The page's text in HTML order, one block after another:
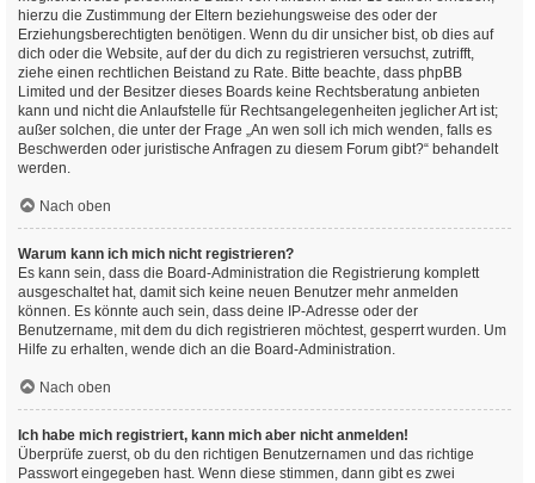
hierzu die Zustimmung der Eltern beziehungsweise des oder der
Erziehungsberechtigten benötigen. Wenn du dir unsicher bist, ob dies auf
dich oder die Website, auf der du dich zu registrieren versuchst, zutrifft,
ziehe einen rechtlichen Beistand zu Rate. Bitte beachte, dass phpBB
Limited und der Besitzer dieses Boards keine Rechtsberatung anbieten
kann und nicht die Anlaufstelle für Rechtsangelegenheiten jeglicher Art ist;
außer solchen, die unter der Frage „An wen soll ich mich wenden, falls es
Beschwerden oder juristische Anfragen zu diesem Forum gibt?“ behandelt
werden.
Nach oben
Warum kann ich mich nicht registrieren?
Es kann sein, dass die Board-Administration die Registrierung komplett
ausgeschaltet hat, damit sich keine neuen Benutzer mehr anmelden
können. Es könnte auch sein, dass deine IP-Adresse oder der
Benutzername, mit dem du dich registrieren möchtest, gesperrt wurden. Um
Hilfe zu erhalten, wende dich an die Board-Administration.
Nach oben
Ich habe mich registriert, kann mich aber nicht anmelden!
Überprüfe zuerst, ob du den richtigen Benutzernamen und das richtige
Passwort eingegeben hast. Wenn diese stimmen, dann gibt es zwei